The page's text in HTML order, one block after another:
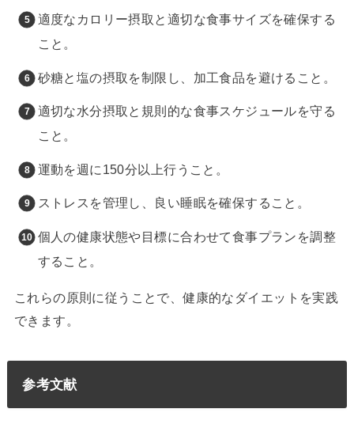
適度なカロリー摂取と適切な食事サイズを確保する
こと。
砂糖と塩の摂取を制限し、加工食品を避けること。
適切な水分摂取と規則的な食事スケジュールを守る
こと。
運動を週に150分以上行うこと。
ストレスを管理し、良い睡眠を確保すること。
個人の健康状態や目標に合わせて食事プランを調整
すること。
これらの原則に従うことで、健康的なダイエットを実践
できます。
参考文献